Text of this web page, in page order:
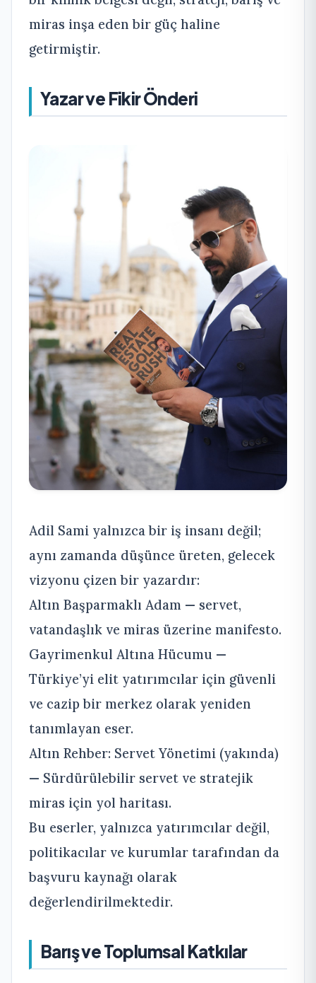
miras inşa eden bir güç haline
getirmiştir.
Yazar ve Fikir Önderi
Adil Sami yalnızca bir iş insanı değil;
aynı zamanda düşünce üreten, gelecek
vizyonu çizen bir yazardır:
Altın Başparmaklı Adam — servet,
vatandaşlık ve miras üzerine manifesto.
Gayrimenkul Altına Hücumu —
Türkiye’yi elit yatırımcılar için güvenli
ve cazip bir merkez olarak yeniden
tanımlayan eser.
Altın Rehber: Servet Yönetimi (yakında)
— Sürdürülebilir servet ve stratejik
miras için yol haritası.
Bu eserler, yalnızca yatırımcılar değil,
politikacılar ve kurumlar tarafından da
başvuru kaynağı olarak
değerlendirilmektedir.
Barış ve Toplumsal Katkılar